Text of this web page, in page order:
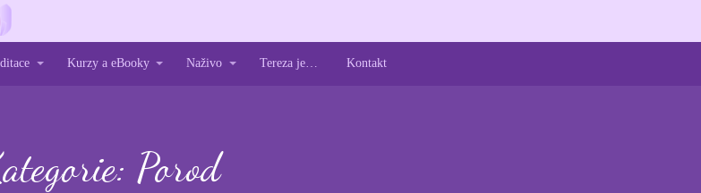
Kurzy a eBooky Naživo Tereza je… Kontakt
Porod